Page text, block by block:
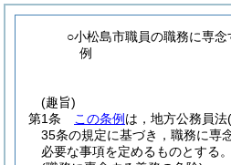
○小松島市職員の職務に専
例
(趣旨)
第1条
この条例 は，地方公務員法
35条の規定に基づき，職務に専
必要な事項を定めるものとする。